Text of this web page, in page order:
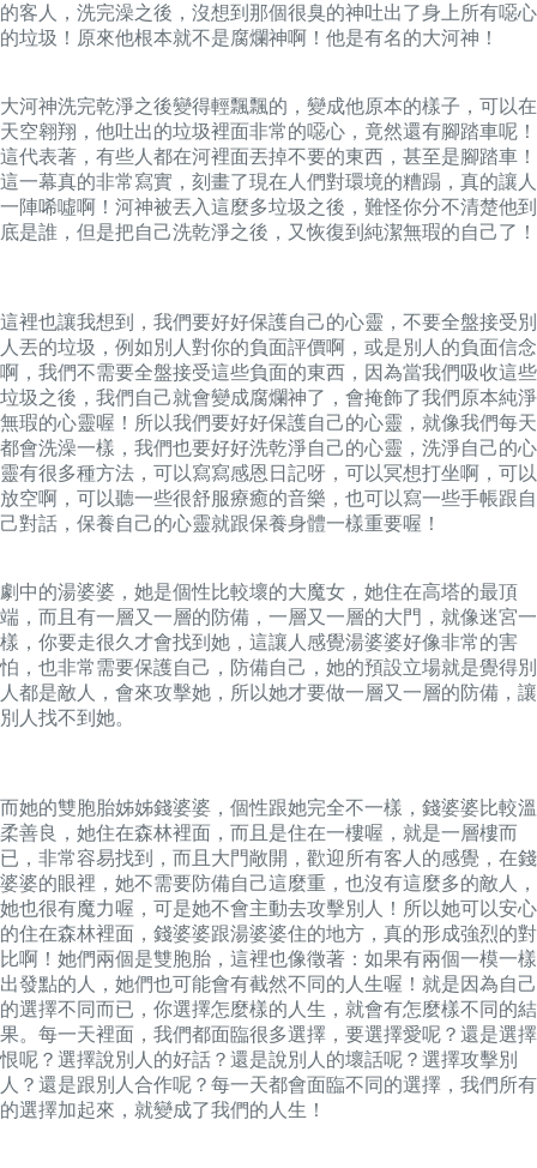
的客人，洗完澡之後，沒想到那個很臭的神吐出了身上所有噁心
的垃圾！原來他根本就不是腐爛神啊！他是有名的大河神！
大河神洗完乾淨之後變得輕飄飄的，變成他原本的樣子，可以在
天空翱翔，他吐出的垃圾裡面非常的噁心，竟然還有腳踏車呢！
這代表著，有些人都在河裡面丟掉不要的東西，甚至是腳踏車！
這一幕真的非常寫實，刻畫了現在人們對環境的糟蹋，真的讓人
一陣唏噓啊！河神被丟入這麼多垃圾之後，難怪你分不清楚他到
底是誰，但是把自己洗乾淨之後，又恢復到純潔無瑕的自己了！
這裡也讓我想到，我們要好好保護自己的心靈，不要全盤接受別
人丟的垃圾，例如別人對你的負面評價啊，或是別人的負面信念
啊，我們不需要全盤接受這些負面的東西，因為當我們吸收這些
垃圾之後，我們自己就會變成腐爛神了，會掩飾了我們原本純淨
無瑕的心靈喔！所以我們要好好保護自己的心靈，就像我們每天
都會洗澡一樣，我們也要好好洗乾淨自己的心靈，洗淨自己的心
靈有很多種方法，可以寫寫感恩日記呀，可以冥想打坐啊，可以
放空啊，可以聽一些很舒服療癒的音樂，也可以寫一些手帳跟自
己對話，保養自己的心靈就跟保養身體一樣重要喔！
劇中的湯婆婆，她是個性比較壞的大魔女，她住在高塔的最頂
端，而且有一層又一層的防備，一層又一層的大門，就像迷宮一
樣，你要走很久才會找到她，這讓人感覺湯婆婆好像非常的害
怕，也非常需要保護自己，防備自己，她的預設立場就是覺得別
人都是敵人，會來攻擊她，所以她才要做一層又一層的防備，讓
別人找不到她。
而她的雙胞胎姊姊錢婆婆，個性跟她完全不一樣，錢婆婆比較溫
柔善良，她住在森林裡面，而且是住在一樓喔，就是一層樓而
已，非常容易找到，而且大門敞開，歡迎所有客人的感覺，在錢
婆婆的眼裡，她不需要防備自己這麼重，也沒有這麼多的敵人，
她也很有魔力喔，可是她不會主動去攻擊別人！所以她可以安心
的住在森林裡面，錢婆婆跟湯婆婆住的地方，真的形成強烈的對
比啊！她們兩個是雙胞胎，這裡也像徵著：如果有兩個一模一樣
出發點的人，她們也可能會有截然不同的人生喔！就是因為自己
的選擇不同而已，你選擇怎麼樣的人生，就會有怎麼樣不同的結
果。 每一天裡面，我們都面臨很多選擇，要選擇愛呢？還是選擇
恨呢？選擇說別人的好話？還是說別人的壞話呢？選擇攻擊別
人？還是跟別人合作呢？每一天都會面臨不同的選擇，我們所有
的選擇加起來，就變成了我們的人生！